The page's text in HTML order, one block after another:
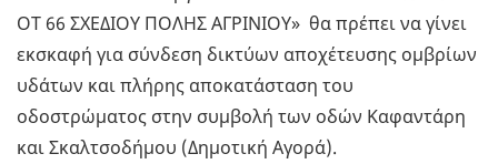
ΟΤ 66 ΣΧΕΔΙΟΥ ΠΟΛΗΣ ΑΓΡΙΝΙΟΥ» θα πρέπει να γίνει
εκσκαφή για σύνδεση δικτύων αποχέτευσης ομβρίων
υδάτων και πλήρης αποκατάσταση του
οδοστρώματος στην συμβολή των οδών Καφαντάρη
και Σκαλτσοδήμου (Δημοτική Αγορά).